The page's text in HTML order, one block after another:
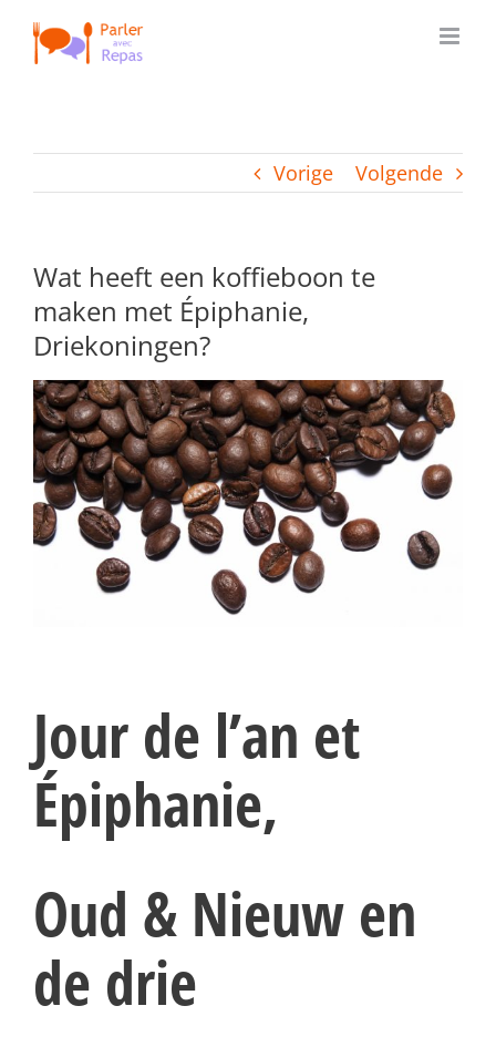
naar
Vorige Volgende
Wat heeft een koffieboon te
maken met Épiphanie,
Driekoningen?
Bekijk
grotere
afbeelding
Jour de l’an et
Épiphanie,
Oud & Nieuw en
de drie